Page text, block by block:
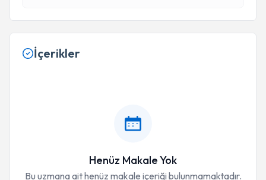
İçerikler
Henüz Makale Yok
Bu uzmana ait henüz makale içeriği bulunmamaktadır.